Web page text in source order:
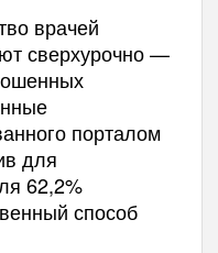
врачей
сверхурочно —
порталом
для
62,2%
способ